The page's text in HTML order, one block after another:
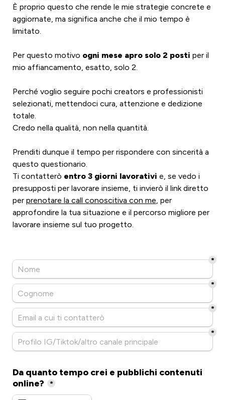
È proprio questo che rende le mie strategie concrete e
aggiornate, ma significa anche che il mio tempo è
limitato.
Per questo motivo ogni mese apro solo 2 posti per il
mio affiancamento, esatto, solo 2.
Perché voglio seguire pochi creators e professionisti
selezionati, mettendoci cura, attenzione e dedizione
totale.
Credo nella qualità, non nella quantità.
Prenditi dunque il tempo per rispondere con sincerità a
questo questionario.
Ti contatterò entro 3 giorni lavorativi e, se vedo i
presupposti per lavorare insieme, ti invierò il link diretto
per prenotare la call conoscitiva con me, per
approfondire la tua situazione e il percorso migliore per
lavorare insieme sul tuo progetto.
*
*
*
*
Da quanto tempo crei e pubblichi contenuti
online?
*